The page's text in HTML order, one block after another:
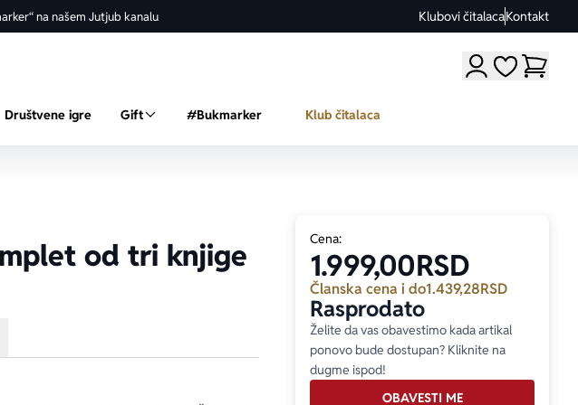
na našem Jutjub kanalu Klubovi čitalacaKontakt
Moji omiljeni
Društvene igre Gift #Bukmarker Klub čitalaca
od tri knjige Cena:
1.999,00RSD
Članska cena i do1.439,28RSD
Rasprodato
Želite da vas obavestimo kada artikal
ponovo bude dostupan? Kliknite na
dugme ispod!
OBAVESTI ME